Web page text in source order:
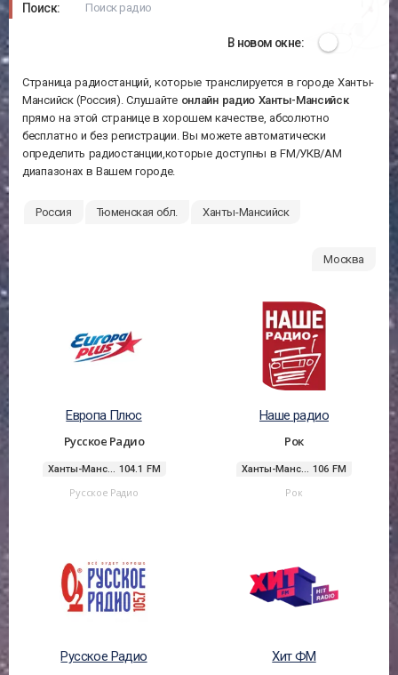
Поиск:
В новом окне:
Страница радиостанций, которые транслируется в городе Ханты-
Мансийск (Россия). Слушайте онлайн радио Ханты-Мансийск
прямо на этой странице в хорошем качестве, абсолютно
бесплатно и без регистрации. Вы можете автоматически
определить радиостанции,которые доступны в FM/УКВ/АМ
диапазонах в Вашем городе.
Россия Тюменская обл. Ханты-Мансийск
Москва
Европа Плюс
Русское Радио
Ханты-Манс... 104.1 FM
Русское Радио
Наше радио
Рок
Ханты-Манс... 106 FM
Рок
Русское Радио
Хит ФМ